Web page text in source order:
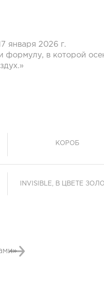
января 2026 г.
в которой
КОРОБ
INVISIBLE, В ЦВЕТЕ